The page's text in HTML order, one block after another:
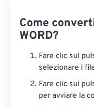
Come
WORD?
Fare clic sul
selezionare i
Fare clic sul
per avviare la